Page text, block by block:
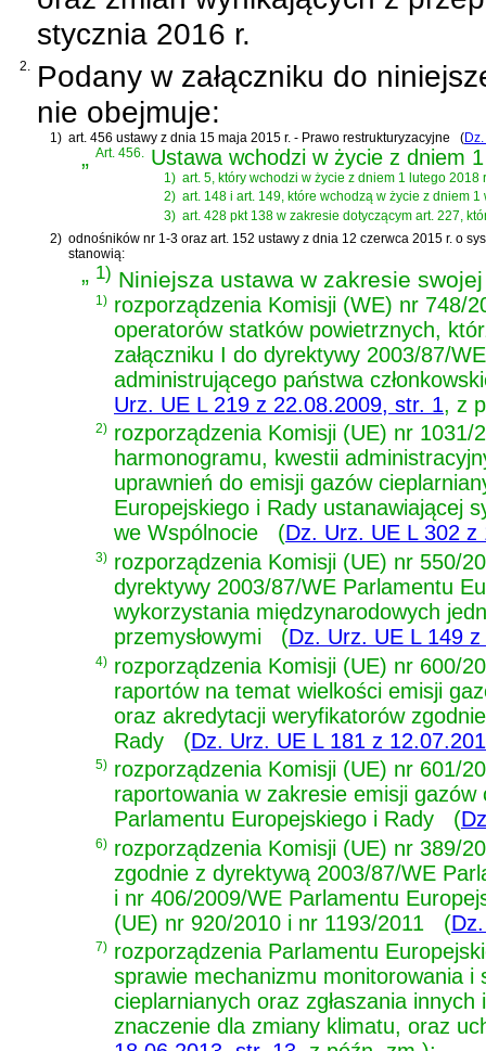
stycznia 2016 r.
2.
Podany w załączniku do
nie obejmuje:
1) art. 456 ustawy z dnia 15 maja 2015 r. - Prawo restrukturyzacyjne (
Art. 456. Ustawa wchodzi w życie z dniem
1) art. 5, który wchodzi w życie z dniem 1 lutego 2018
2) art. 148 i art. 149, które wchodzą w życie z dniem 1
3) art. 428 pkt 138 w zakresie dotyczącym art. 227,
2) odnośników nr 1-3 oraz art. 152 ustawy z dnia 12 czerwca 2015 r. o
stanowią:
„ 1) Niniejsza ustawa w zakresie
1) rozporządzenia Komisji (WE) nr 748/
operatorów statków powietrznych,
załączniku I do dyrektywy 2003/87/
administrującego państwa
Urz. UE L 219 z 22.08.2009, str. 1, z
2) rozporządzenia Komisji (UE) nr
harmonogramu, kwestii
uprawnień do emisji gazów
Europejskiego i Rady ustanawiającej
we Wspólnocie
(Dz. Urz. UE L 302
3) rozporządzenia Komisji (UE) nr 550/
dyrektywy 2003/87/WE Parlamentu
wykorzystania międzynarodowych
przemysłowymi
(Dz. Urz. UE L 149
4) rozporządzenia Komisji (UE) nr 600/
raportów na temat wielkości emisji
oraz akredytacji weryfikatorów
Rady
(Dz. Urz. UE L 181 z
5) rozporządzenia Komisji (UE) nr 601/
raportowania w zakresie emisji
Parlamentu Europejskiego i Rady
(
6) rozporządzenia Komisji (UE) nr 389/
zgodnie z dyrektywą 2003/87/WE
i nr 406/2009/WE Parlamentu
(UE) nr 920/2010 i nr 1193/2011
(
7) rozporządzenia Parlamentu
sprawie mechanizmu monitorowania
cieplarnianych oraz zgłaszania
znaczenie dla zmiany klimatu, oraz